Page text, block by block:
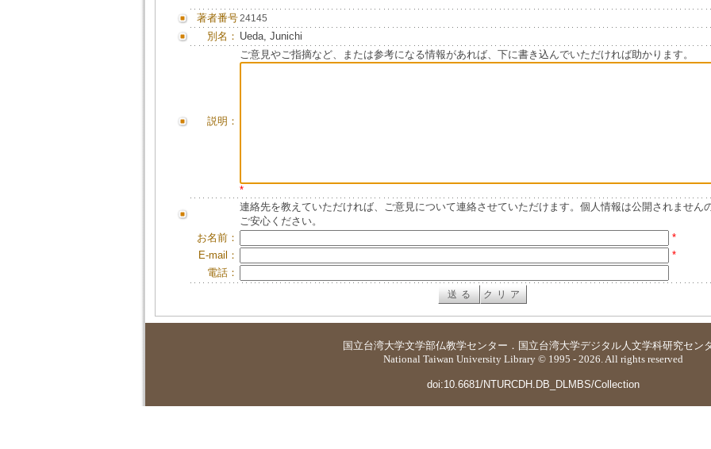
著者番号24145
別名： Ueda, Junichi
説明：
ご意見やご指摘など、または参考になる情報があれば、下に書き込んでいただければ助かります。
*
連絡先を教えていただければ、ご意見について連絡させていただけます。個人情報は公開されません
ご安心ください。
お名前：
*
E-mail：
*
電話：
国立台湾大学文学部仏教学センター ． 国立台湾大学デジタル人文学科研究セン
National Taiwan University Library © 1995 - 2026. All rights reserved
doi:10.6681/NTURCDH.DB_DLMBS/Collection